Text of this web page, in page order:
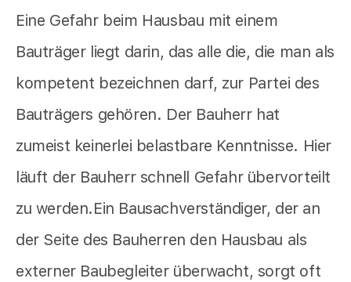
Eine Gefahr beim Hausbau mit einem
Bauträger liegt darin, das alle die, die man als
kompetent bezeichnen darf, zur Partei des
Bauträgers gehören. Der Bauherr hat
zumeist keinerlei belastbare Kenntnisse. Hier
läuft der Bauherr schnell Gefahr übervorteilt
zu werden.Ein Bausachverständiger, der an
der Seite des Bauherren den Hausbau als
externer Baubegleiter überwacht, sorgt oft